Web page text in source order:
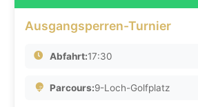
Ausgangsperren-Turnier
Abfahrt:17:30
Parcours:9-Loch-Golfplatz